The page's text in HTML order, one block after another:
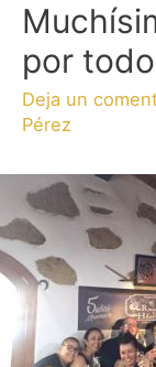
por
Deja un
Pérez